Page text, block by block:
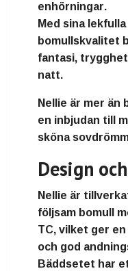
enhörningar.
Med sina
bomullskvalitet
fantasi,
natt.
Nellie är mer än
en inbjudan till
sköna
Design
Nellie är
följsam bomull
TC, vilket ger
och god
Bäddsetet har